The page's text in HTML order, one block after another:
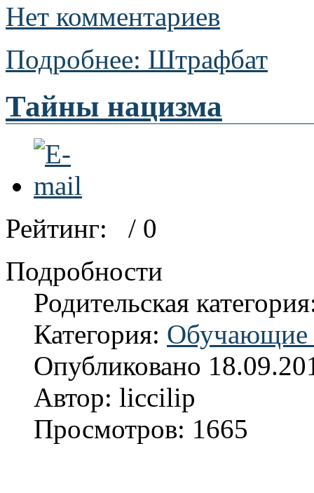
Нет комментариев
Подробнее: Штрафбат
Тайны нацизма
Рейтинг:
/ 0
Подробности
Родительская
Категория: Обучающие
Опубликовано
Автор: liccilip
Просмотров: 1665